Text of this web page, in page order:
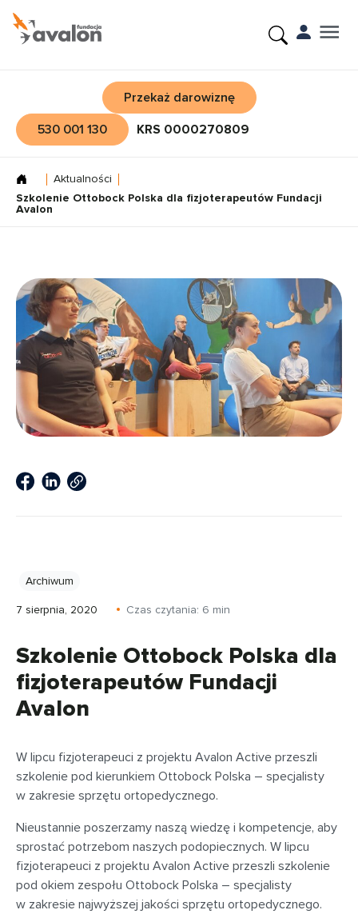
Przekaż darowiznę
530 001 130
KRS 0000270809
Aktualności
Szkolenie Ottobock Polska dla fizjoterapeutów Fundacji
Avalon
Archiwum
7 sierpnia, 2020 Czas czytania: 6 min
Szkolenie Ottobock Polska dla
fizjoterapeutów Fundacji
Avalon
W lipcu fizjoterapeuci z projektu Avalon Active przeszli
szkolenie pod kierunkiem Ottobock Polska – specjalisty
w zakresie sprzętu ortopedycznego.
Nieustannie poszerzamy naszą wiedzę i kompetencje, aby
sprostać potrzebom naszych podopiecznych. W lipcu
fizjoterapeuci z projektu Avalon Active przeszli szkolenie
pod okiem zespołu Ottobock Polska – specjalisty
w zakresie najwyższej jakości sprzętu ortopedycznego.